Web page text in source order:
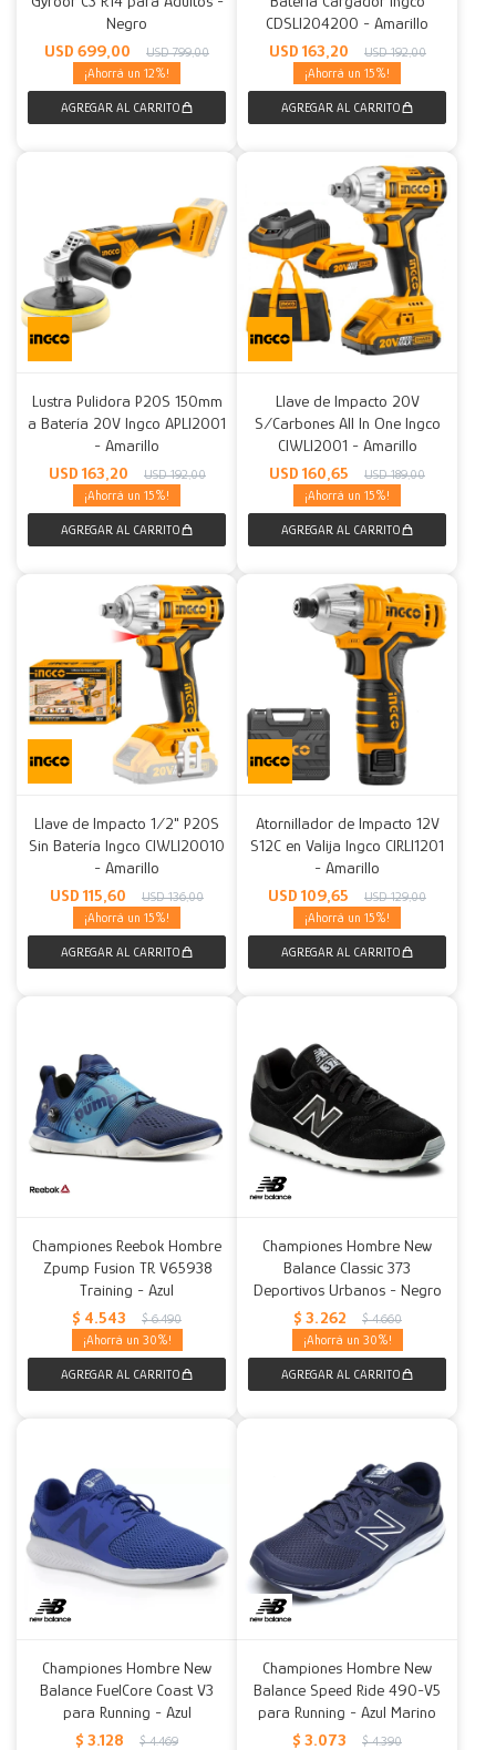
Negro
USD 699,00 USD 799,00
12
CDSLI204200 - Amarillo
USD 163,20 USD 192,00
15
Lustra Pulidora P20S 150mm
a Batería 20V Ingco APLI2001
- Amarillo
USD 163,20 USD 192,00
15
Llave de Impacto 20V
S/Carbones All In One Ingco
CIWLI2001 - Amarillo
USD 160,65 USD 189,00
15
Llave de Impacto 1/2" P20S
Sin Batería Ingco CIWLI20010
- Amarillo
USD 115,60 USD 136,00
15
Atornillador de Impacto 12V
S12C en Valija Ingco CIRLI1201
- Amarillo
USD 109,65 USD 129,00
15
Championes Reebok Hombre
Zpump Fusion TR V65938
Training - Azul
$ 4.543 $ 6.490
30
Championes Hombre New
Balance Classic 373
Deportivos Urbanos - Negro
$ 3.262 $ 4.660
30
Championes Hombre New
Balance FuelCore Coast V3
para Running - Azul
$ 3.128 $ 4.469
Championes Hombre New
Balance Speed Ride 490-V5
para Running - Azul Marino
$ 3.073 $ 4.390
Mesas
Calefactores
Acolchados y Frazadas
Fundas
Decoración
Accesorios para el hogar
Accesorios
Muebles Infantiles